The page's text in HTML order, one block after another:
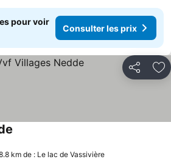
pour voir
Consulter les prix
Partager
km de : Le lac de Vassivière